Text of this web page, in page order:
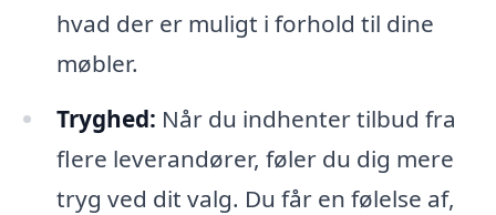
hvad der er muligt i forhold til dine
møbler.
Tryghed: Når du indhenter tilbud fra
flere leverandører, føler du dig mere
tryg ved dit valg. Du får en følelse af,